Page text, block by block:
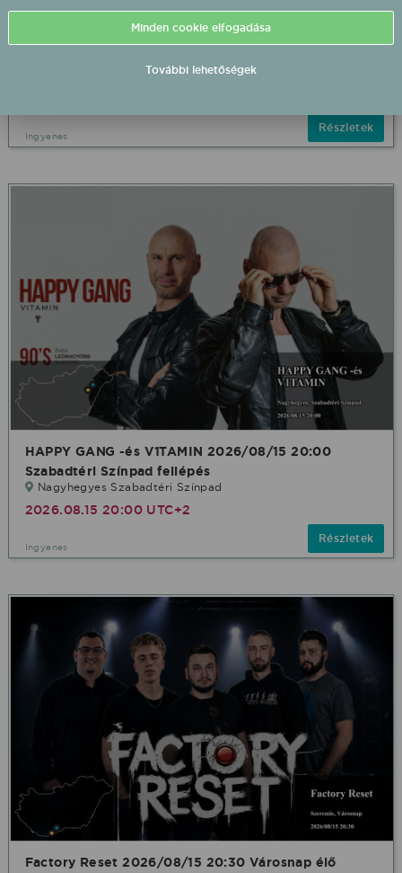
Jáger Kinga (Janga) 2026/08/15 17:00 Közösségi
Szentgáloskér Közösségi tér
Ingyenes
Részletek
HAPPY GANG -és V1TAMIN 2026/08/15 20:00
Szabadtéri Színpad fellépés
Nagyhegyes Szabadtéri Színpad
2026.08.15 20:00 UTC+2
Ingyenes
Részletek
Factory Reset 2026/08/15 20:30 Városnap élő
Minden cookie elfogadása
További lehetőségek